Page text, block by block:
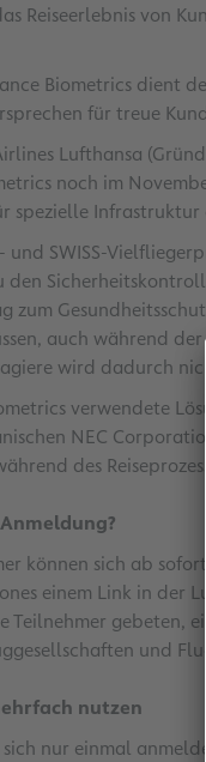
Reiseerlebnis von
Biometrics dient
für treue
Lufthansa
noch im
spezielle
und SWISS-
den
zum
auch während
wird dadurch
verwendete
NEC
des
können sich ab
einem Link in der
Teilnehmer gebeten,
und
nutzen
sich nur einmal